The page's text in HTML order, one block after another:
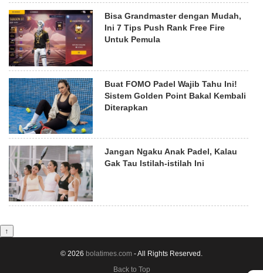
Bisa Grandmaster dengan Mudah,
Ini 7 Tips Push Rank Free Fire
Untuk Pemula
Buat FOMO Padel Wajib Tahu Ini!
Sistem Golden Point Bakal Kembali
Diterapkan
Jangan Ngaku Anak Padel, Kalau
Gak Tau Istilah-istilah Ini
↑
© 2026 bolatimes.com - All Rights Reserved.
Back to Top